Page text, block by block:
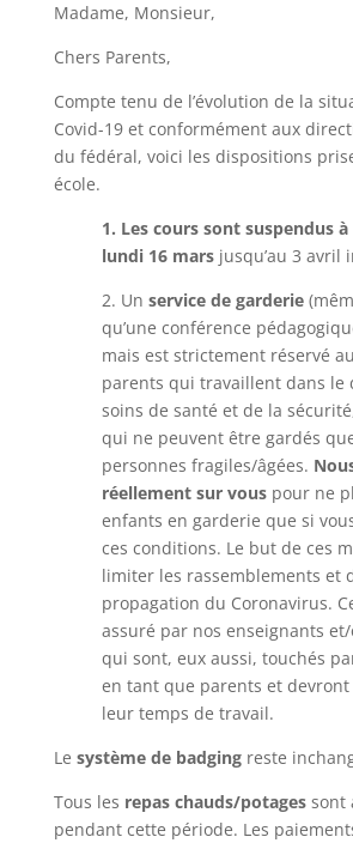
Madame, Monsieur,
Chers Parents,
Compte tenu de l’évolution de la
Covid-19 et conformément aux
du fédéral, voici les dispositions
école.
1. Les cours sont suspendus
lundi 16 mars jusqu’au 3 avril
2. Un service de garderie
qu’une conférence
mais est strictement réservé
parents qui travaillent dans le
soins de santé et de la
qui ne peuvent être gardés
personnes fragiles/âgées.
réellement sur vouspour ne
enfants en garderie que si
ces conditions. Le but de ces
limiter les rassemblements et
propagation du Coronavirus.
assuré par nos enseignants
qui sont, eux aussi, touchés
en tant que parents et
leur temps de travail.
Le système de badgingreste
Tous les repas chauds/potagessont
pendant cette période. Les